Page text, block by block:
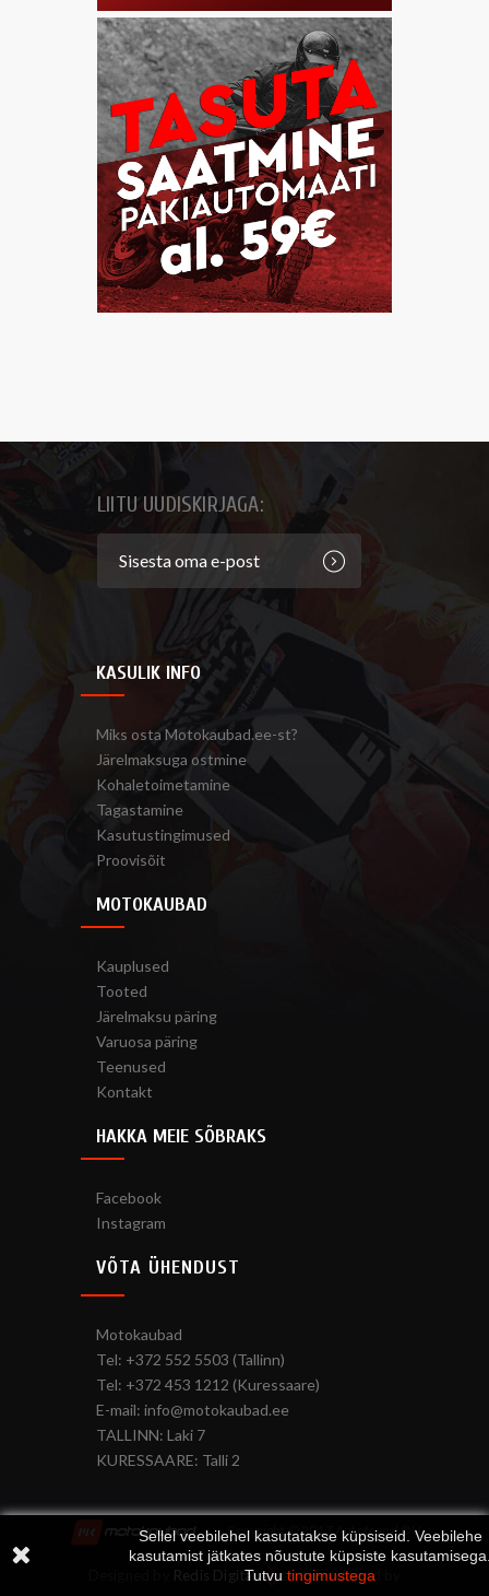
LIITU UUDISKIRJAGA:
KASULIK INFO
Miks osta Motokaubad.ee-st?
Järelmaksuga ostmine
Kohaletoimetamine
Tagastamine
Kasutustingimused
Proovisõit
MOTOKAUBAD
Kauplused
Tooted
Järelmaksu päring
Varuosa päring
Teenused
Kontakt
HAKKA MEIE SÕBRAKS
Facebook
Instagram
VÕTA ÜHENDUST
Motokaubad
Tel: +372 552 5503 (Tallinn)
Tel: +372 453 1212 (Kuressaare)
E-mail: info@motokaubad.ee
TALLINN: Laki 7
KURESSAARE: Talli 2
Sellel veebilehel kasutatakse küpsiseid. Veebilehe
kasutamist jätkates nõustute küpsiste
Tutvu tingimustega
Copyright © 2017 Autofrend OÜ
Redis Digital
and developed by